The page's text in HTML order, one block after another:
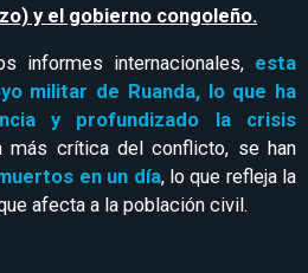
y el gobierno congoleño.
informes internacionales, esta
militar de Ruanda, lo que ha
y profundizado la crisis
más crítica del conflicto, se han
en un día, lo que refleja la
afecta a la población civil.